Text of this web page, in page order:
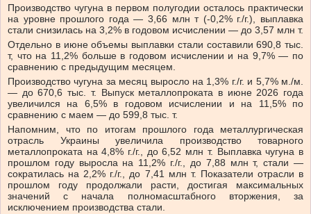
Производство чугуна в первом полугодии осталось практически
на уровне прошлого года — 3,66 млн т (-0,2% г./г.), выплавка
стали снизилась на 3,2% в годовом исчислении — до 3,57 млн т.
Отдельно в июне объемы выплавки стали составили 690,8 тыс.
т, что на 11,2% больше в годовом исчислении и на 9,7% — по
сравнению с предыдущим месяцем.
Производство чугуна за месяц выросло на 1,3% г./г. и 5,7% м./м.
— до 670,6 тыс. т. Выпуск металлопроката в июне 2026 года
увеличился на 6,5% в годовом исчислении и на 11,5% по
сравнению с маем — до 599,8 тыс. т.
Напомним, что по итогам прошлого года металлургическая
отрасль Украины увеличила производство товарного
металлопроката на 4,8% г./г., до 6,52 млн т. Выплавка чугуна в
прошлом году выросла на 11,2% г./г., до 7,88 млн т, стали —
сократилась на 2,2% г./г., до 7,41 млн т. Показатели отрасли в
прошлом году продолжали расти, достигая максимальных
значений с начала полномасштабного вторжения, за
исключением производства стали.